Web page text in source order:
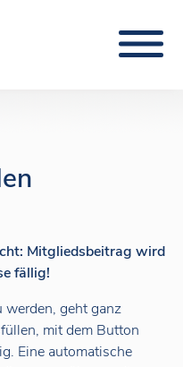
Mitgliedsbeitrag wird
fällig!
werden, geht ganz
mit dem Button
Eine automatische